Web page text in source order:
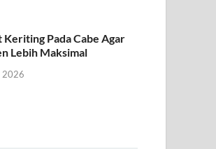
Keriting Pada Cabe Agar
Lebih Maksimal
2026